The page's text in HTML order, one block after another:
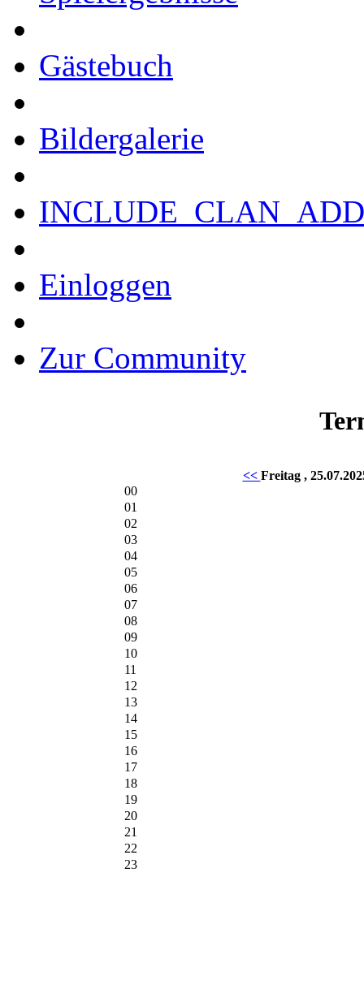
Gästebuch
Bildergalerie
Einloggen
Zur Community
<< Freitag ,
00
01
02
03
04
05
06
07
08
09
10
11
12
13
14
15
16
17
18
19
20
21
22
23